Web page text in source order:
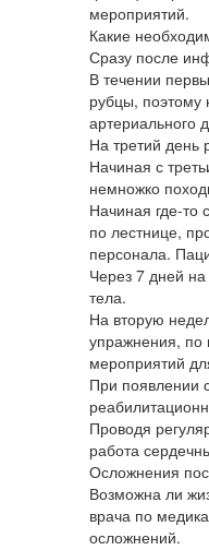
мероприятий.
Какие
Сразу после
В течении
рубцы, поэтому
артериального
На третий день
Начиная с
немножко
Начиная где-то
по лестнице,
персонала.
Через 7 дней
тела.
На вторую
упражнения, по
мероприятий
При появлении
Проводя
работа
Осложнения
Возможна ли
врача по
осложнений.